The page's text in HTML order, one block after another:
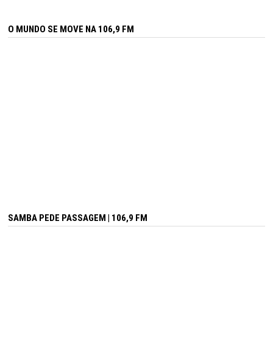
O MUNDO SE MOVE NA 106,9 FM
SAMBA PEDE PASSAGEM | 106,9 FM